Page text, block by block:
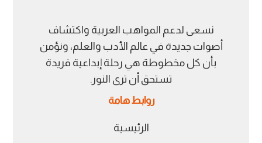
نسعى لدعم المواهب العربية واكتشاف
أصوات جديدة في عالم الأدب والعلم، ونؤمن
بأن كل مخطوطة هي رحلة إبداعية فريدة
تستحق أن ترى النور.
روابط هامة
الرئيسية